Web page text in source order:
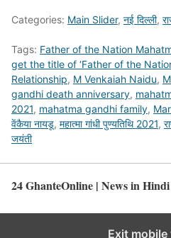
Categories: Main Slider, नई दिल्ली,
Tags: Father of the Nation
get the title of ‘Father of the
Relationship, M Venkaiah Naidu,
gandhi death anniversary,
2021, mahatma gandhi family,
वेंकैया नायडू, महात्मा गांधी पुण्यतिथि 2021,
जयंती
24 GhanteOnline | News in Hindi
Exit mobile